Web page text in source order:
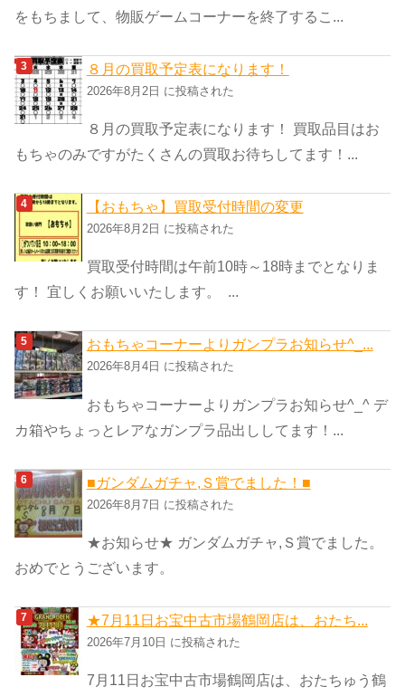
をもちまして、物販ゲームコーナーを終了するこ...
８月の買取予定表になります！
2026年8月2日 に投稿された
８月の買取予定表になります！ 買取品目はお
もちゃのみですがたくさんの買取お待ちしてます！...
【おもちゃ】買取受付時間の変更
2026年8月2日 に投稿された
買取受付時間は午前10時～18時までとなりま
す！ 宜しくお願いいたします。 ...
おもちゃコーナーよりガンプラお知らせ^_...
2026年8月4日 に投稿された
おもちゃコーナーよりガンプラお知らせ^_^ デ
カ箱やちょっとレアなガンプラ品出ししてます！...
■ガンダムガチャ,Ｓ賞でました！■
2026年8月7日 に投稿された
★お知らせ★ ガンダムガチャ,Ｓ賞でました。
おめでとうございます。
★7月11日お宝中古市場鶴岡店は、おたち...
2026年7月10日 に投稿された
7月11日お宝中古市場鶴岡店は、おたちゅう鶴